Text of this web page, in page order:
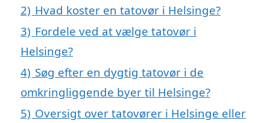
2) Hvad koster en tatovør i Helsinge?
3) Fordele ved at vælge tatovør i
Helsinge?
4) Søg efter en dygtig tatovør i de
omkringliggende byer til Helsinge?
5) Oversigt over tatovører i Helsinge eller